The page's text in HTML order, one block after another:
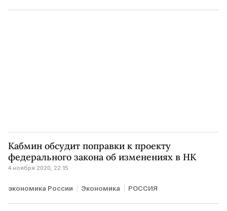
Кабмин обсудит поправки к проекту
федерального закона об изменениях в НК
4 ноября 2020, 22:15
экономика России Экономика РОССИЯ